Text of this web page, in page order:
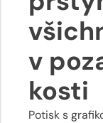
v
kosti
Potisk s